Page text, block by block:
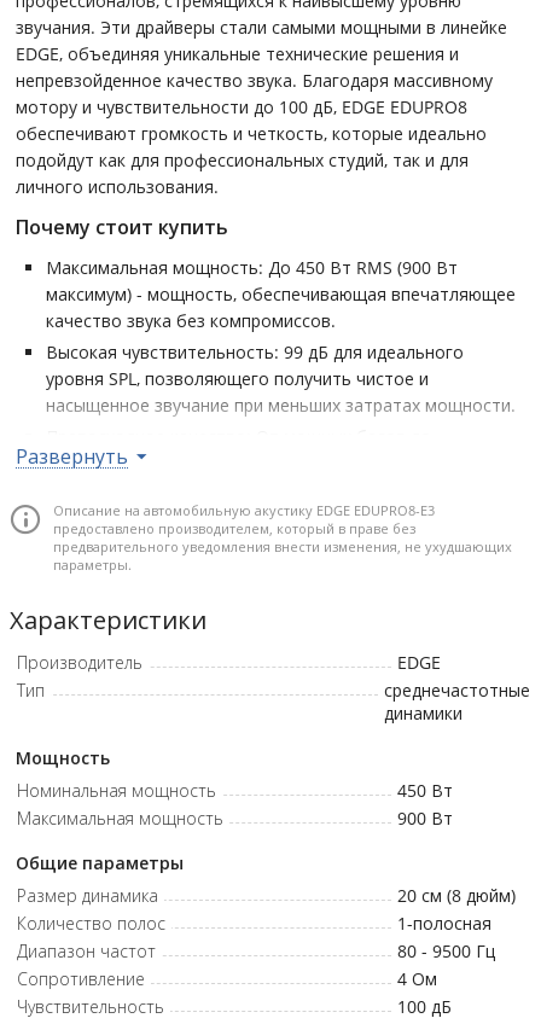
звучания. Эти драйверы стали самыми мощными в линейке
EDGE, объединяя уникальные технические решения и
непревзойденное качество звука. Благодаря массивному
мотору и чувствительности до 100 дБ, EDGE EDUPRO8
обеспечивают громкость и четкость, которые идеально
подойдут как для профессиональных студий, так и для
личного использования.
Почему стоит купить
Максимальная мощность: До 450 Вт RMS (900 Вт
максимум) - мощность, обеспечивающая впечатляющее
качество звука без компромиссов.
Высокая чувствительность: 99 дБ для идеального
уровня SPL, позволяющего получить чистое и
насыщенное звучание при меньших затратах мощности.
кристально чистых высоких частот - серия Unlimited
услышать каждую деталь.
Надежность: 48 унций магнита обеспечивают
стабильный контроль конуса и подвижных частей, что
интенсивного использования.
Номинальное сопротивление: 4 Ом • Диапазон частот: 80Гц - 9.5
кГц • Номинальная мощность (RMS): 450 Вт • Пиковая мощность
(MAX RMS): 900 Вт • Размер динамика: 8 (200 мм) • Тип:
Среднечастотная АС • Чувствительность: 100 дБ
Развернуть
Описание на автомобильную акустику EDGE EDUPRO8-E3
предоставлено производителем, который в праве без
предварительного уведомления внести изменения, не ухудшающих
параметры.
Характеристики
Производитель
EDGE
Тип
среднечастотные
динамики
Мощность
Номинальная мощность
450 Вт
Максимальная мощность
900 Вт
Общие параметры
Размер динамика
20 см (8 дюйм)
Количество полос
1-полосная
Диапазон частот
80 - 9500 Гц
Сопротивление
4 Ом
Чувствительность
100 дБ